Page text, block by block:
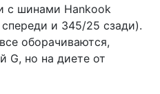
с шинами Hankook
и 345/25 сзади).
оборачиваются,
G, но на диете от